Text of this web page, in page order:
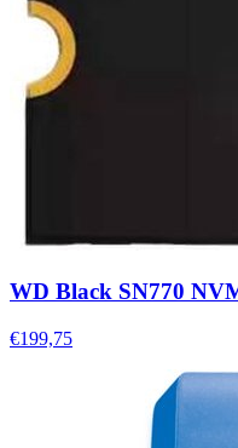
WD Black SN770
€199,75